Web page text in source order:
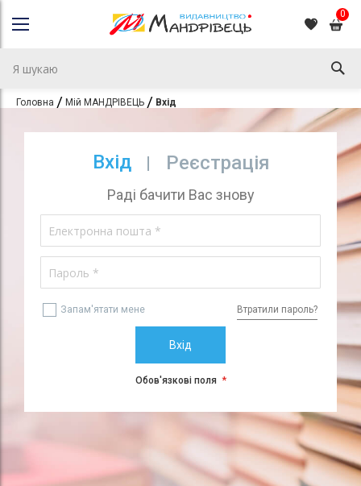
0
Головна Мій МАНДРІВЕЦЬ Вхід
Вхід Реєстрація
Раді бачити Вас знову
Запам'ятати мене Втратили пароль?
Вхід
Обов'язкові поля